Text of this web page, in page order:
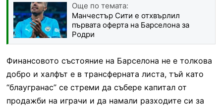
Още по темата:
Манчестър Сити е отхвърлил
първата оферта на Барселона за
Родри
Финансовото състояние на Барселона не е толкова
добро и халфът е в трансферната листа, тъй като
“блаугранас” се стреми да събере капитал от
продажби на играчи и да намали разходите си за